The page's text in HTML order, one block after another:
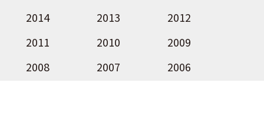
2014
2013
2012
2011
2010
2009
2008
2007 2006